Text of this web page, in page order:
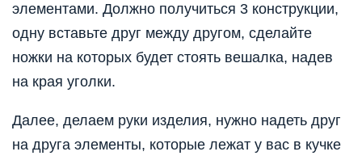
элементами. Должно получиться 3 конструкции,
одну вставьте друг между другом, сделайте
ножки на которых будет стоять вешалка, надев
на края уголки.
Далее, делаем руки изделия, нужно надеть друг
на друга элементы, которые лежат у вас в кучке